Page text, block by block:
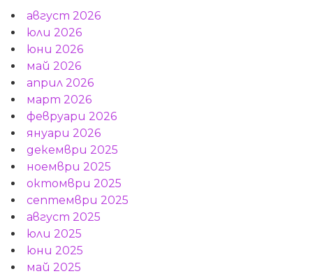
август 2026
юли 2026
юни 2026
май 2026
април 2026
март 2026
февруари 2026
януари 2026
декември 2025
ноември 2025
октомври 2025
септември 2025
август 2025
юли 2025
юни 2025
май 2025